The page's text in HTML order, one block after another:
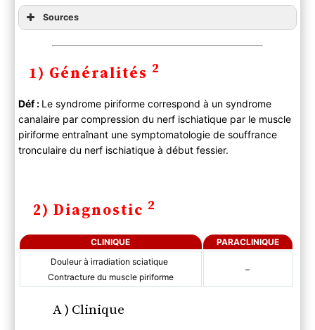
Sources
1) Généralités 2
Déf : Le syndrome piriforme correspond à un syndrome
canalaire par compression du nerf ischiatique par le muscle
piriforme entraînant une symptomatologie de souffrance
tronculaire du nerf ischiatique à début fessier.
2) Diagnostic 2
CLINIQUE
PARACLINIQUE
Douleur à irradiation sciatique
Contracture du muscle piriforme
–
A ) Clinique